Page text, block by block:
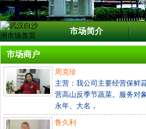
市场简介
市场商户
周克珍
主营：我公司主要经营保鲜
营高山反季节蔬菜。服务对
永年、大名，
鲁久利